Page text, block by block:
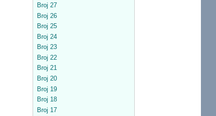
Broj 27
Broj 26
Broj 25
Broj 24
Broj 23
Broj 22
Broj 21
Broj 20
Broj 19
Broj 18
Broj 17